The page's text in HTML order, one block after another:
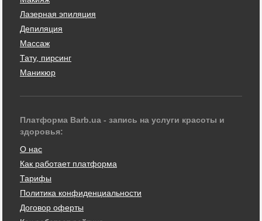
Лазерная эпиляция
Депиляция
Массаж
Тату, пирсинг
Маникюр
Платформа Barb.ua - запись на услуги красоты и
здоровья:
О нас
Как работает платформа
Тарифы
Политика конфиденциальности
Договор оферты